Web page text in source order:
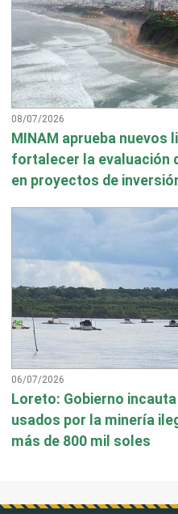
08/07/2026
MINAM aprueba nuevos
fortalecer la evaluación
en proyectos de
06/07/2026
Loreto: Gobierno
usados por la minería
más de 800 mil soles